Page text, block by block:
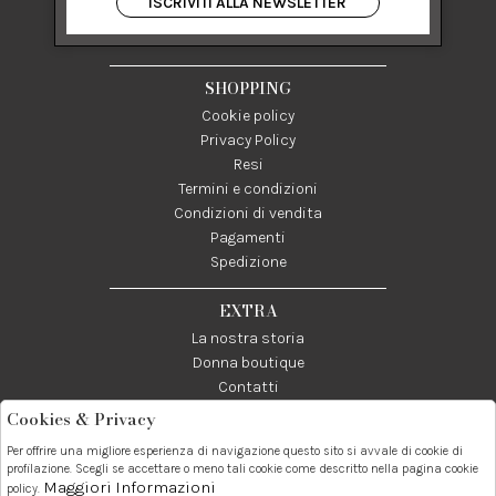
84122 Salerno Italia
P IVA 03024950655
SHOPPING
Cookie policy
Privacy Policy
Resi
Termini e condizioni
Condizioni di vendita
Pagamenti
Spedizione
EXTRA
La nostra storia
Donna boutique
Contatti
Telefono:
089237858
Whatsapp:
3338855601
Contatti:
info@donna1981.it
Cookies & Privacy
Per offrire una migliore esperienza di navigazione questo sito si avvale di cookie di
profilazione. Scegli se accettare o meno tali cookie come descritto nella pagina cookie
policy. Maggiori Informazioni